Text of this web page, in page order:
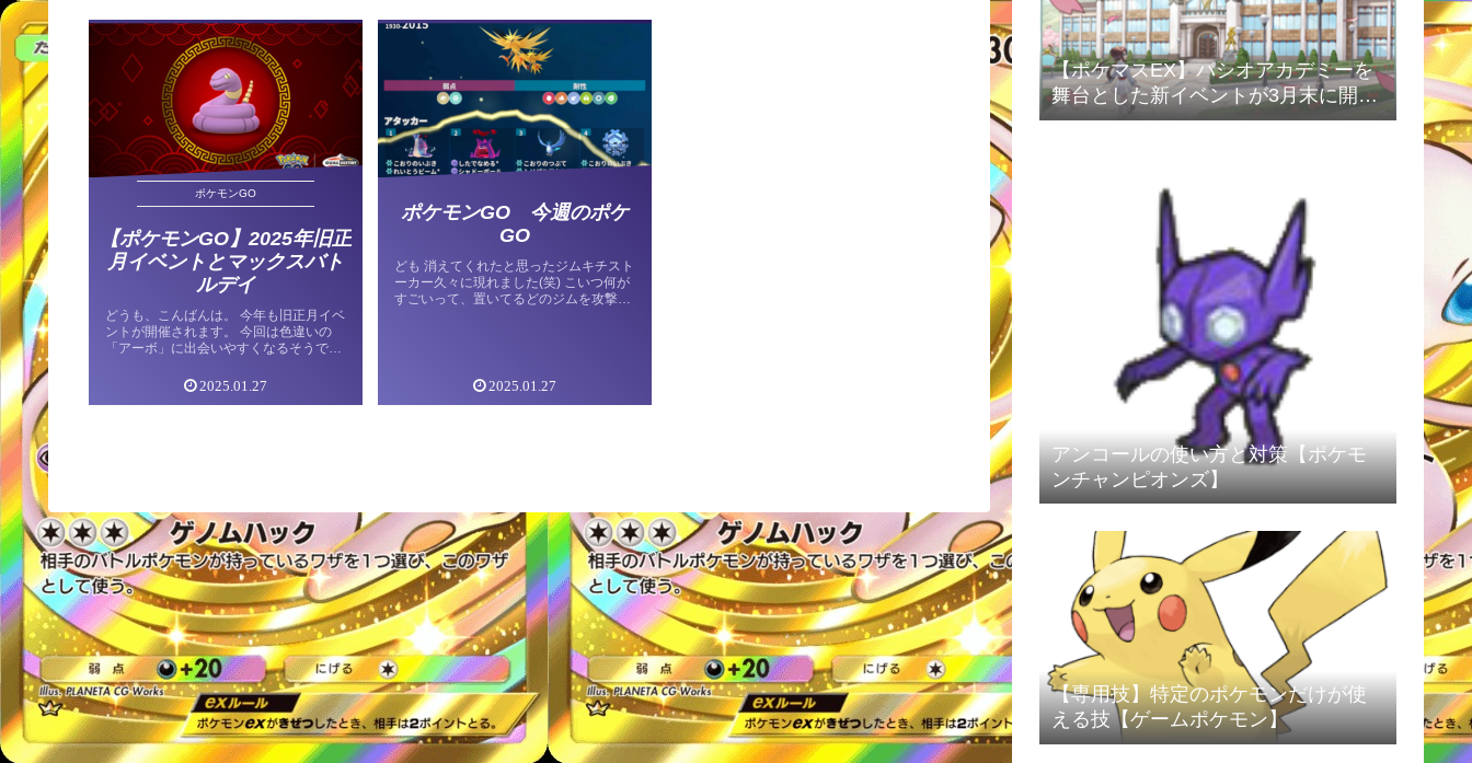
ポケモンGO
【ポケモンGO】2025年旧正
月イベントとマックスバト
ルデイ
どうも、こんばんは。 今年も旧正月イベ
ントが開催されます。 今回は色違いの
「アーボ」に出会いやすくなるそうで
スキングラー」のマックスバトルデイが
ス 終わりに… 旧正月イベント イベント
期間 2025年1月29日（水）10:00～2月2
日（日）20:00まで イベントボーナス ポ
ケモン交換で「キラポ…
2025.01.27
ポケモンGO 今週のポケ
GO
ども 消えてくれたと思ったジムキチスト
ーカー久々に現れました(笑) こいつ何が
すごいって、置いてるどのジムを攻撃し
ンダー 火曜日 ・スポットライトアワー
化してください。 タンク…
2025.01.27
【ポケマスEX】パシオアカデミーを
舞台とした新イベントが3月末に開催
予定！
アンコールの使い方と対策【ポケモ
ンチャンピオンズ】
【専用技】特定のポケモンだけが使
える技【ゲームポケモン】